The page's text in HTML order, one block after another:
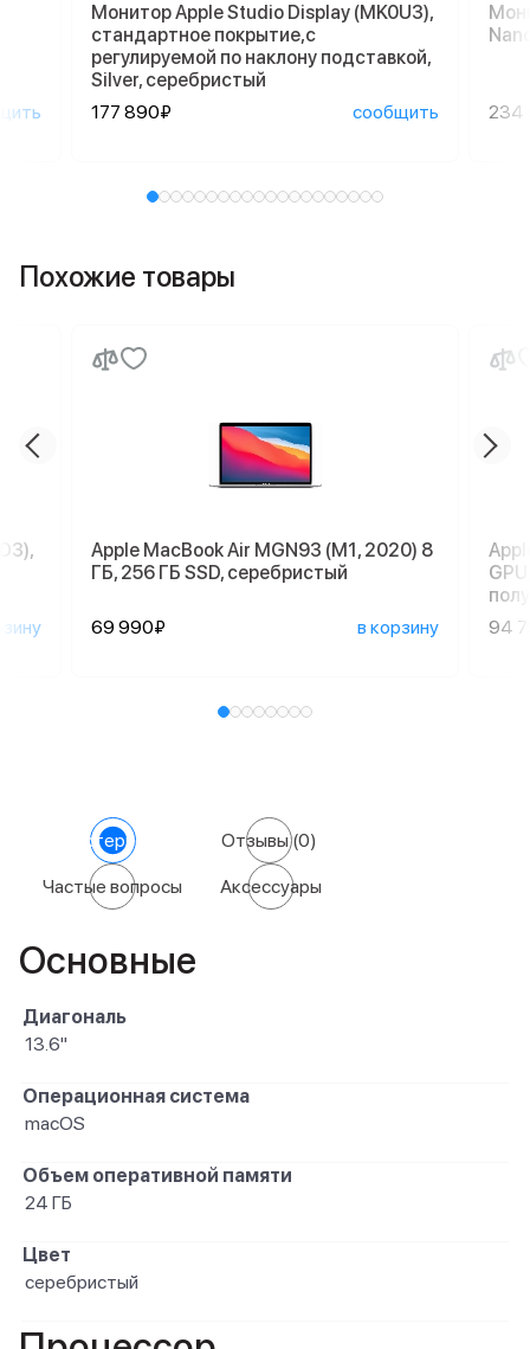
Монитор Apple Studio Display (MK0U3),
стандартное покрытие,с
регулируемой по наклону подставкой,
Silver, серебристый
177 890₽
сообщить 234
Похожие товары
Apple MacBook Air MGN93 (M1, 2020) 8
ГБ, 256 ГБ SSD, серебристый
69 990₽ в корзину
94
Характеристики Отзывы(0)
Частые вопросы Аксессуары
Основные
Диагональ
13.6"
Операционная система
macOS
Объем оперативной памяти
24 ГБ
Цвет
серебристый